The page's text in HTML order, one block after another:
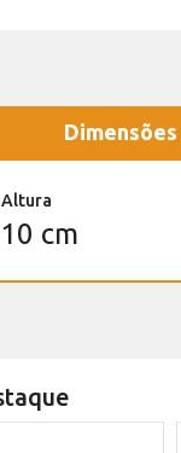
Altura
cm